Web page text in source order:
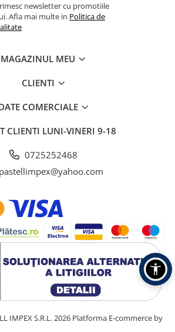
newsletter cu promotiile
Afla mai multe in Politica de
MAGAZINUL MEU
CLIENTI
COMERCIALE
CLIENTI LUNI-VINERI 9-18
0725252468
pastellimpex@yahoo.com
IMPEX S.R.L. 2026 Platforma E-commerce by